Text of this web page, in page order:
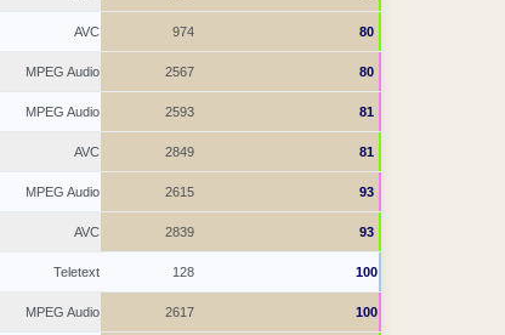
80
974
AVC
80
2567
MPEG Audio
81
2593
MPEG Audio
81
2849
AVC
93
2615
MPEG Audio
93
2839
AVC
100
128
Teletext
100
2617
MPEG Audio